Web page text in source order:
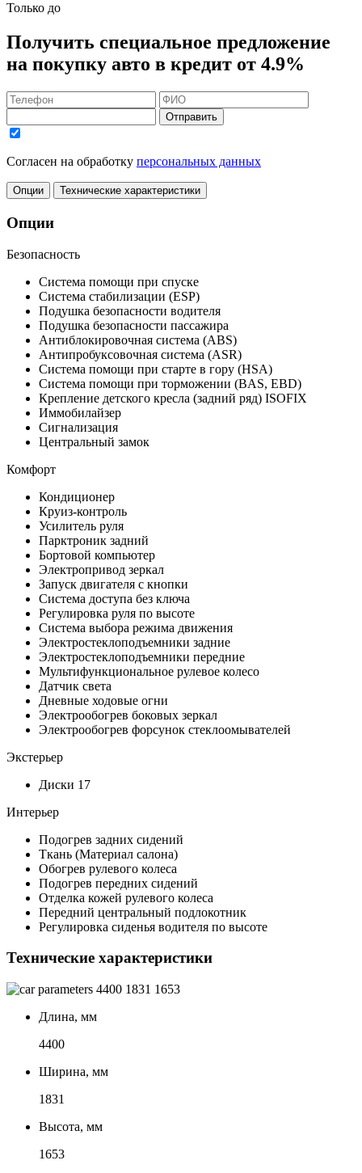
Только до
Получить специальное предложение
на покупку авто в кредит от 4.9%
Отправить
Согласен на обработку персональных данных
Опции Технические характеристики
Опции
Безопасность
Система помощи при спуске
Система стабилизации (ESP)
Подушка безопасности водителя
Подушка безопасности пассажира
Антиблокировочная система (ABS)
Антипробуксовочная система (ASR)
Система помощи при старте в гору (HSA)
Система помощи при торможении (BAS, EBD)
Крепление детского кресла (задний ряд) ISOFIX
Иммобилайзер
Сигнализация
Центральный замок
Комфорт
Кондиционер
Круиз-контроль
Усилитель руля
Парктроник задний
Бортовой компьютер
Электропривод зеркал
Запуск двигателя с кнопки
Система доступа без ключа
Регулировка руля по высоте
Система выбора режима движения
Электростеклоподъемники задние
Электростеклоподъемники передние
Мультифункциональное рулевое колесо
Датчик света
Дневные ходовые огни
Электрообогрев боковых зеркал
Электрообогрев форсунок стеклоомывателей
Экстерьер
Диски 17
Интерьер
Подогрев задних сидений
Ткань (Материал салона)
Обогрев рулевого колеса
Подогрев передних сидений
Отделка кожей рулевого колеса
Передний центральный подлокотник
Регулировка сиденья водителя по высоте
Технические характеристики
4400 1831 1653
Длина, мм
4400
Ширина, мм
1831
Высота, мм
1653